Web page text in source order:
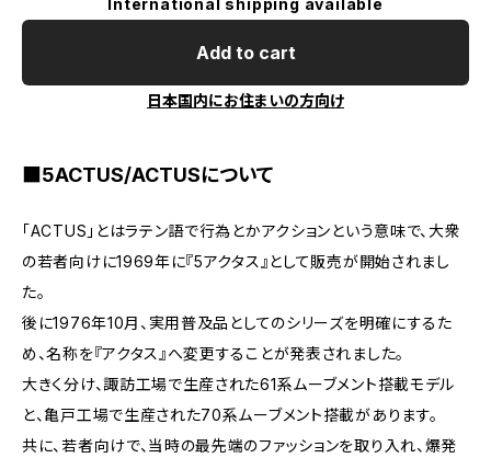
International shipping available
Add to cart
日本国内にお住まいの方向け
■5ACTUS/ACTUSについて
「ACTUS」とはラテン語で行為とかアクションという意味で、大衆
の若者向けに1969年に『5アクタス』として販売が開始されまし
た。
後に1976年10月、実用普及品としてのシリーズを明確にするた
め、名称を『アクタス』へ変更することが発表されました。
大きく分け、諏訪工場で生産された61系ムーブメント搭載モデル
と、亀戸工場で生産された70系ムーブメント搭載があります。
共に、若者向けで、当時の最先端のファッションを取り入れ、爆発